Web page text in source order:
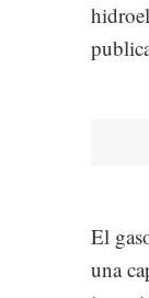
El
una